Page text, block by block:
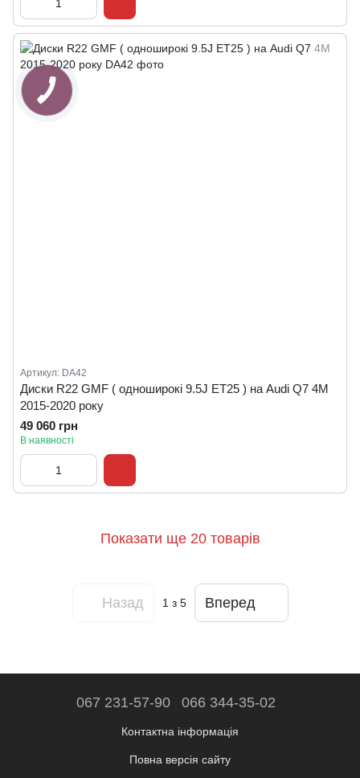
Артикул: DA42
Диски R22 GMF ( одноширокі 9.5J ET25 ) на Audi Q7 4M
2015-2020 року
49 060 грн
В наявності
Показати ще 20 товарів
Назад 1 з 5 Вперед
067 231-57-90 066 344-35-02
Контактна інформація
Повна версія сайту